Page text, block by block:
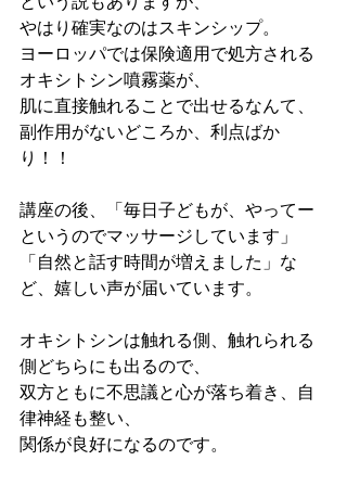
やはり確実なのはスキンシップ。
ヨーロッパでは保険適用で処方される
オキシトシン噴霧薬が、
肌に直接触れることで出せるなんて、
副作用がないどころか、利点ばか
り！！
講座の後、「毎日子どもが、やってー
というのでマッサージしています」
「自然と話す時間が増えました」な
ど、嬉しい声が届いています。
オキシトシンは触れる側、触れられる
側どちらにも出るので、
双方ともに不思議と心が落ち着き、自
律神経も整い、
関係が良好になるのです。